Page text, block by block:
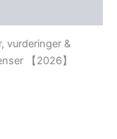
vurderinger &
【2026】